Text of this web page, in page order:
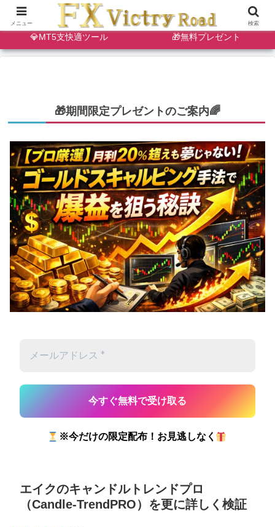
🔷天・底狙い撃ちインジ ✨ゴールドスキャルインジ
💎MT5支快適ツール 🎁無料プレゼント
🎁期間限定プレゼントのご案内🌈
※今だけの限定配布！お見逃しなく
エイクのキャンドルトレンドプロ
（Candle-TrendPRO）を更に詳しく検証
メニュー 検索